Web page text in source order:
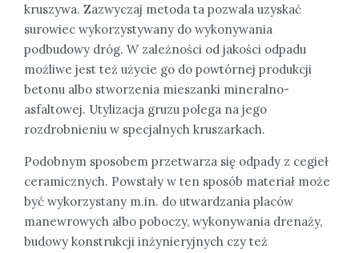
kruszywa. Zazwyczaj metoda ta pozwala uzyskać
surowiec wykorzystywany do wykonywania
podbudowy dróg. W zależności od jakości odpadu
możliwe jest też użycie go do powtórnej produkcji
betonu albo stworzenia mieszanki mineralno-
asfaltowej. Utylizacja gruzu polega na jego
rozdrobnieniu w specjalnych kruszarkach.
Podobnym sposobem przetwarza się odpady z cegieł
ceramicznych. Powstały w ten sposób materiał może
być wykorzystany m.in. do utwardzania placów
manewrowych albo poboczy, wykonywania drenaży,
budowy konstrukcji inżynieryjnych czy też